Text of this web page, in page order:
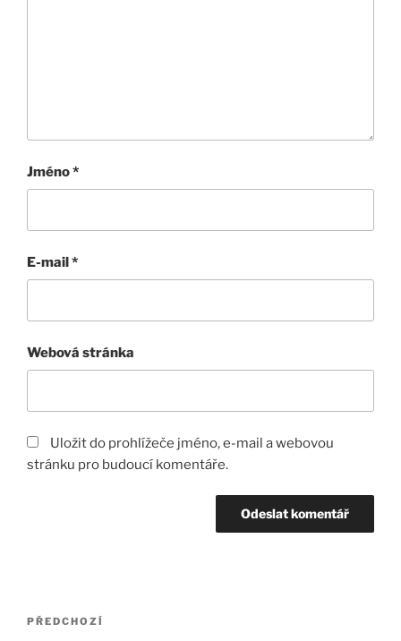
Jméno*
E-mail*
Webová stránka
Uložit do prohlížeče jméno, e-mail a webovou
stránku pro budoucí komentáře.
Navigace
Předchozí
PŘEDCHOZÍ